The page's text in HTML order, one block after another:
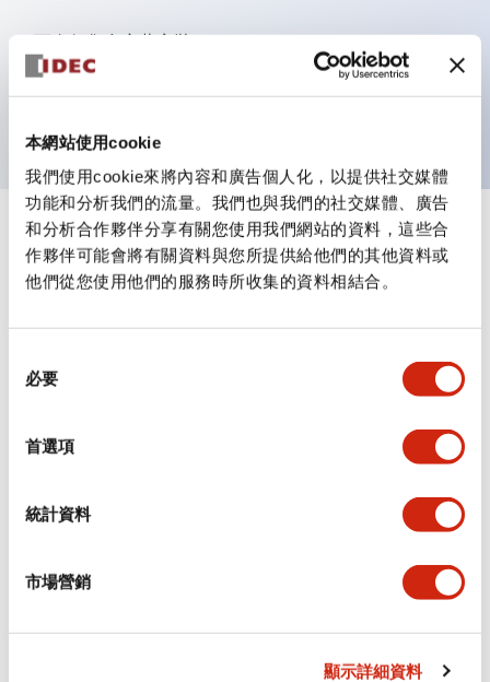
本網站使用cookie
我們使用cookie來將內容和廣告個人化，以提供社交媒體
功能和分析我們的流量。我們也與我們的社交媒體、廣告
和分析合作夥伴分享有關您使用我們網站的資料，這些合
作夥伴可能會將有關資料與您所提供給他們的其他資料或
他們從您使用他們的服務時所收集的資料相結合。
必要
首選項
統計資料
市場營銷
顯示詳細資料
可進行集合密著安裝
附鎖選擇開關採用高安全性的彈子鎖結構
規格 顯示全部
審美規範
安裝和安裝規範